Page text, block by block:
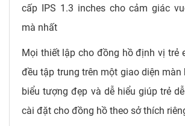
cấp IPS 1.3 inches cho cảm giác
mà nhất
Mọi thiết lập cho đồng hồ định vị trẻ
đều tập trung trên một giao diện màn
biểu tượng đẹp và dễ hiểu giúp trẻ
cài đặt cho đồng hồ theo sở thích